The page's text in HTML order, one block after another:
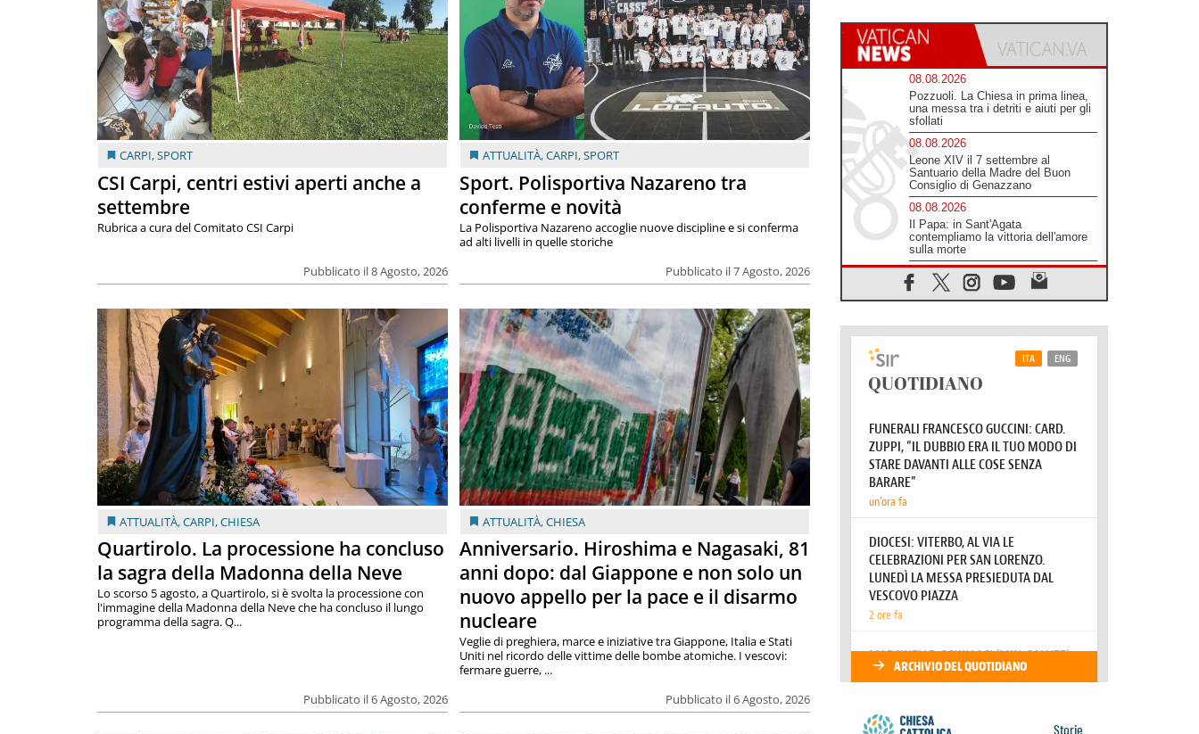
CARPI,SPORT
CSI Carpi, centri estivi aperti anche a
settembre
Pubblicato il 8 Agosto, 2026
Rubrica a cura del Comitato CSI Carpi
ATTUALITÀ,CARPI,SPORT
Sport. Polisportiva Nazareno tra
conferme e novità
Pubblicato il 7 Agosto, 2026
La Polisportiva Nazareno accoglie nuove discipline e si conferma
ad alti livelli in quelle storiche
ATTUALITÀ,CARPI,CHIESA
Quartirolo. La processione ha concluso
la sagra della Madonna della Neve
Pubblicato il 6 Agosto, 2026
Lo scorso 5 agosto, a Quartirolo, si è svolta la processione con
l'immagine della Madonna della Neve che ha concluso il lungo
programma della sagra. Q...
ATTUALITÀ,CHIESA
Anniversario. Hiroshima e Nagasaki, 81
anni dopo: dal Giappone e non solo un
nuovo appello per la pace e il disarmo
nucleare
Pubblicato il 6 Agosto, 2026
Veglie di preghiera, marce e iniziative tra Giappone, Italia e Stati
Uniti nel ricordo delle vittime delle bombe atomiche. I vescovi:
fermare guerre, ...
08.08.2026
Pozzuoli. La Chiesa in prima linea,
una messa tra i detriti e aiuti per gli
sfollati
08.08.2026
Leone XIV il 7 settembre al
Santuario della Madre del Buon
Consiglio di Genazzano
08.08.2026
Il Papa: in Sant'Agata
contempliamo la vittoria dell'amore
sulla morte
08.08.2026
Hebdomada Papae: il Gr in latino
dell'8 agosto
08.08.2026
Spin Time, Reina: Cristo non abita
nei palazzi del potere ma si
identifica coi senzatetto
08.08.2026
08.08.2026
Argentina, l'arcivescovo Colombo:
"La visita del Papa messaggio di
pace e dignità"
Tonalestate 2026, i giovani
08.08.2026
Marcinelle, 70 anni dopo istituita la
Giornata europea per le vittime sul
lavoro
stringono una nuova alleanza
militare in Medio Oriente